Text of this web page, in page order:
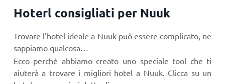
Hoterl consigliati per Nuuk
Trovare l'hotel ideale a Nuuk può essere complicato, ne
sappiamo qualcosa…
Ecco perchè abbiamo creato uno speciale tool che ti
aiuterà a trovare i migliori hotel a Nuuk. Clicca su un